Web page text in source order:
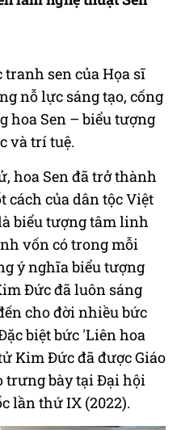
sen của Họa sĩ
nỗ lực sáng tạo, cống
hoa Sen – biểu tượng
và trí tuệ.
hoa Sen đã trở thành
cách của dân tộc Việt
biểu tượng tâm linh
vốn có trong mỗi
ý nghĩa biểu tượng
Đức đã luôn sáng
cho đời nhiều bức
biệt bức 'Liên hoa
Kim Đức đã được Giáo
trưng bày tại Đại hội
lần thứ IX (2022).